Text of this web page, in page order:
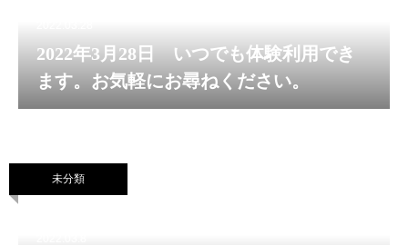
2022年3月28日 いつでも体験利用でき
ます。お気軽にお尋ねください。
未分類